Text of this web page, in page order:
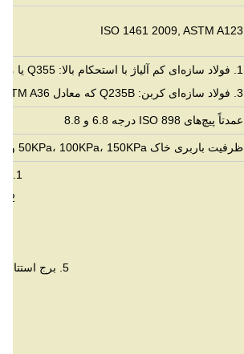
ISO 1461 2009, ASTM A123
1. فولاد سازه‌ای کم آلیاژ با استحکام بالا: Q355 یا معادل آن با
3. فولاد سازه‌ای کربن: Q235B که معادل ASTM A36 یا S235JR است
عمدتاً پیچ‌های ISO 898 درجه 6.8 و 8.8
ظرفیت باربری خاک 50KPa، 100KPa، 150KPa و غیره
1. برج‌های زاویه‌دار خودایستا 3 یا 4 پایه‌ای
2. برج‌های لوله‌ای خودایستا 3 یا 4 پایه‌ای
5. برج استتار شده: درخت نخل، درخت کاج، نارگیل